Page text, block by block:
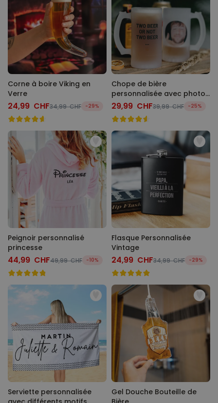
Corne à boire Viking en
Verre
24,99 CHF34,99 CHF -29%
Chope de bière
personnalisée avec photo
et texte
29,99 CHF39,99 CHF -25%
Peignoir personnalisé
princesse
44,99 CHF49,99 CHF -10%
Flasque Personnalisée
Vintage
24,99 CHF34,99 CHF -29%
Serviette personnalisée
Gel Douche Bouteille de